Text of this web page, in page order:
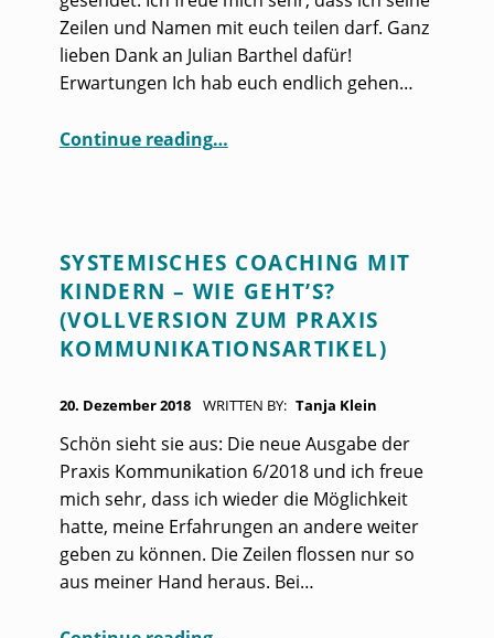
Zeilen und Namen mit euch teilen darf. Ganz
lieben Dank an Julian Barthel dafür!
Erwartungen Ich hab euch endlich gehen…
Continue reading“Diese Klientenrückmeldung ist echt ein Gedicht”
…
SYSTEMISCHES COACHING MIT
KINDERN – WIE GEHT’S?
(VOLLVERSION ZUM PRAXIS
KOMMUNIKATIONSARTIKEL)
20. Dezember 2018 WRITTEN BY: Tanja Klein
Schön sieht sie aus: Die neue Ausgabe der
Praxis Kommunikation 6/2018 und ich freue
mich sehr, dass ich wieder die Möglichkeit
hatte, meine Erfahrungen an andere weiter
geben zu können. Die Zeilen flossen nur so
aus meiner Hand heraus. Bei…